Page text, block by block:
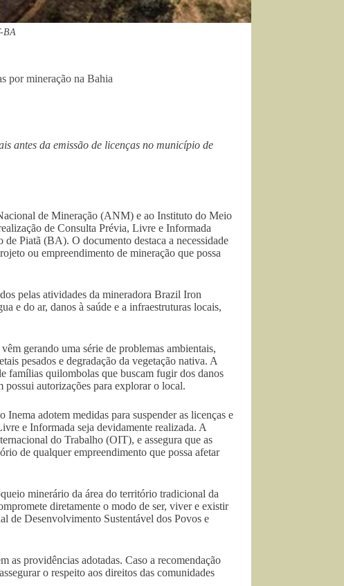
BA
por mineração na Bahia
antes da emissão de licenças no município de
de Mineração (ANM) e ao Instituto do Meio
de Consulta Prévia, Livre e Informada
Piatã (BA). O documento destaca a necessidade
ou empreendimento de mineração que possa
pelas atividades da mineradora Brazil Iron
e do ar, danos à saúde e a infraestruturas locais,
gerando uma série de problemas ambientais,
pesados e degradação da vegetação nativa. A
famílias quilombolas que buscam fugir dos danos
autorizações para explorar o local.
adotem medidas para suspender as licenças e
e Informada seja devidamente realizada. A
do Trabalho (OIT), e assegura que as
de qualquer empreendimento que possa afetar
minerário da área do território tradicional da
diretamente o modo de ser, viver e existir
de Desenvolvimento Sustentável dos Povos e
as providências adotadas. Caso a recomendação
o respeito aos direitos das comunidades